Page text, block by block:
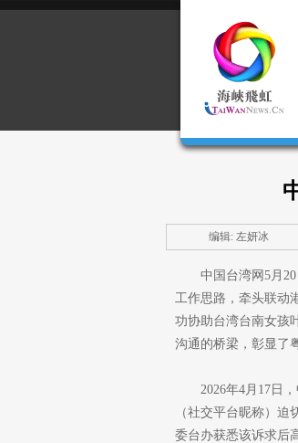
编辑: 左妍冰
中国台湾网5月
工作思路，牵头联动
功协助台湾台南女孩
沟通的桥梁，彰显了
2026年4月17日
（社交平台昵称）
委台办获悉该诉求后